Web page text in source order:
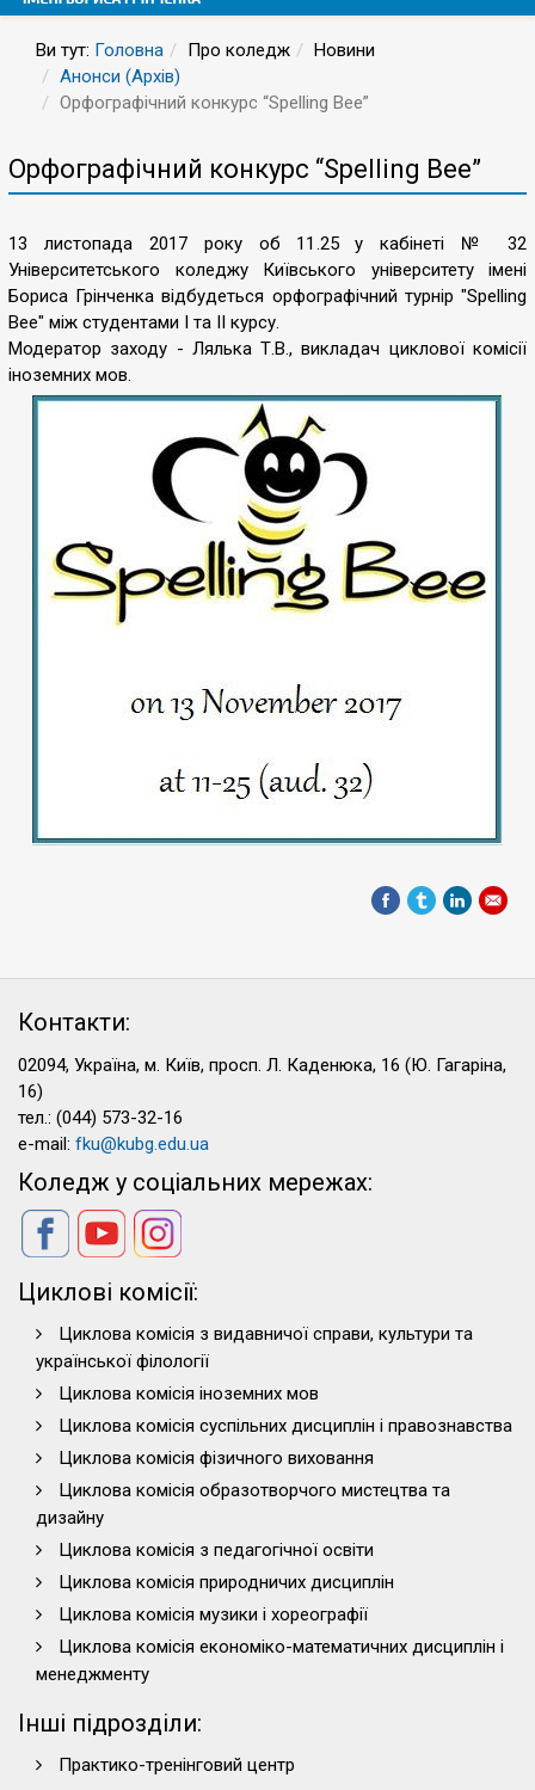
Ви тут: Головна Про коледж
Новини
Анонси (Архів)
Орфографічний конкурс “Spelling Bee”
Орфографічний конкурс “Spelling Bee”
13 листопада 2017 року об 11.25 у кабінеті № 32
Університетського коледжу Київського університету імені
Бориса Грінченка відбудеться орфографічний турнір "Spelling
Bee" між студентами I та II курсу.
Модератор заходу - Лялька Т.В., викладач циклової комісії
іноземних мов.
Контакти:
02094, Україна, м. Київ, просп. Л. Каденюка, 16 (Ю. Гагаріна,
16)
тел.: (044) 573-32-16
e-mail: fku@kubg.edu.ua
Коледж у соціальних мережах:
Циклові комісії:
Циклова комісія з видавничої справи, культури та
української філології
Циклова комісія іноземних мов
Циклова комісія суспільних дисциплін і правознавства
Циклова комісія фізичного виховання
Циклова комісія образотворчого мистецтва та
дизайну
Циклова комісія з педагогічної освіти
Циклова комісія природничих дисциплін
Циклова комісія музики і хореографії
Циклова комісія економіко-математичних дисциплін і
менеджменту
Інші підрозділи:
Практико-тренінговий центр